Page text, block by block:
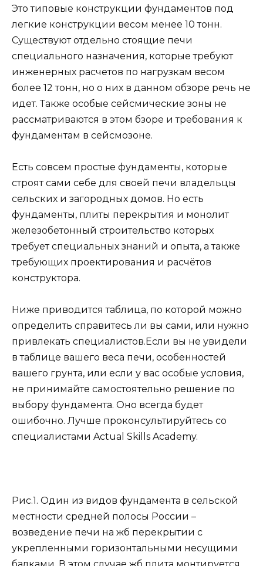
Это типовые конструкции фундаментов под
легкие конструкции весом менее 10 тонн.
Существуют отдельно стоящие печи
специального назначения, которые требуют
инженерных расчетов по нагрузкам весом
более 12 тонн, но о них в данном обзоре речь не
идет. Также особые сейсмические зоны не
рассматриваются в этом бзоре и требования к
фундаментам в сейсмозоне.
Есть совсем простые фундаменты, которые
строят сами себе для своей печи владельцы
сельских и загородных домов. Но есть
фундаменты, плиты перекрытия и монолит
железобетонный строительство которых
требует специальных знаний и опыта, а также
требующих проектирования и расчётов
конструктора.
Ниже приводится таблица, по которой можно
определить справитесь ли вы сами, или нужно
привлекать специалистов.Если вы не увидели
в таблице вашего веса печи, особенностей
вашего грунта, или если у вас особые условия,
не принимайте самостоятельно решение по
выбору фундамента. Оно всегда будет
ошибочно. Лучше проконсультируйтесь со
специалистами Actual Skills Academy.
Рис.1. Один из видов фундамента в сельской
местности средней полосы России –
возведение печи на жб перекрытии с
укрепленными горизонтальными несущими
балками. В этом случае жб плита монтируется